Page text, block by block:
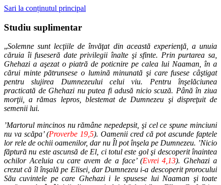
Sari la conținutul principal
Studiu suplimentar
„Solemne sunt lecţiile de învăţat din această experienţă, a unuia
căruia îi fuseseră date privilegii înalte şi sfinte. Prin purtarea sa,
Ghehazi a aşezat o piatră de poticnire pe calea lui Naaman, în a
cărui minte pătrunsese o lumină minunată şi care fusese câştigat
pentru slujirea Dumnezeului celui viu. Pentru înşelăciunea
practicată de Ghehazi nu putea fi adusă nicio scuză. Până în ziua
morţii, a rămas lepros, blestemat de Dumnezeu şi dispreţuit de
semenii lui.
’Martorul mincinos nu rămâne nepedepsit, şi cel ce spune minciuni
nu va scăpa’ (Proverbe 19,5). Oamenii cred că pot ascunde faptele
lor rele de ochii oamenilor, dar nu Îl pot înşela pe Dumnezeu. ’Nicio
făptură nu este ascunsă de El, ci totul este gol şi descoperit înaintea
ochilor Aceluia cu care avem de a face’ (Evrei 4,13). Ghehazi a
crezut că îl înşală pe Elisei, dar Dumnezeu i-a descoperit prorocului
Său cuvintele pe care Ghehazi i le spusese lui Naaman şi toate